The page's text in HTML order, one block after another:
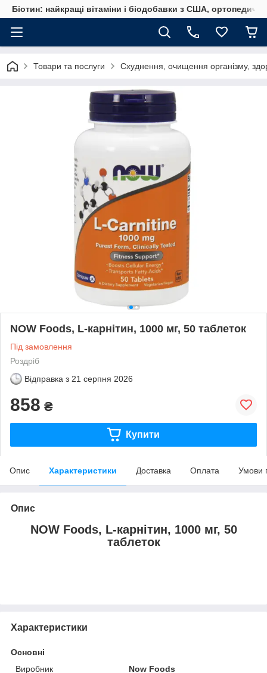
Біотин: найкращі вітаміни і біодобавки з США,
Товари та послуги Схуднення, очищення організму,
NOW Foods, L-карнітин, 1000 мг, 50 таблеток
Під замовлення
Роздріб
Відправка з 21 серпня 2026
858 ₴
Купити
Опис Характеристики Доставка Оплата Умови
Опис
NOW Foods, L-карнітин, 1000 мг, 50
таблеток
Характеристики
Основні
Виробник
Now Foods